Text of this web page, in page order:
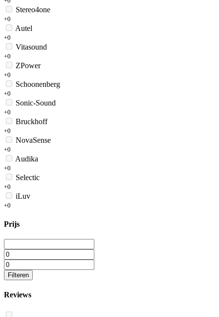
Stereo4one
+0
Autel
+0
Vitasound
+0
ZPower
+0
Schoonenberg
+0
Sonic-Sound
+0
Bruckhoff
+0
NovaSense
+0
Audika
+0
Selectic
+0
iLuv
+0
Prijs
Filteren
Reviews